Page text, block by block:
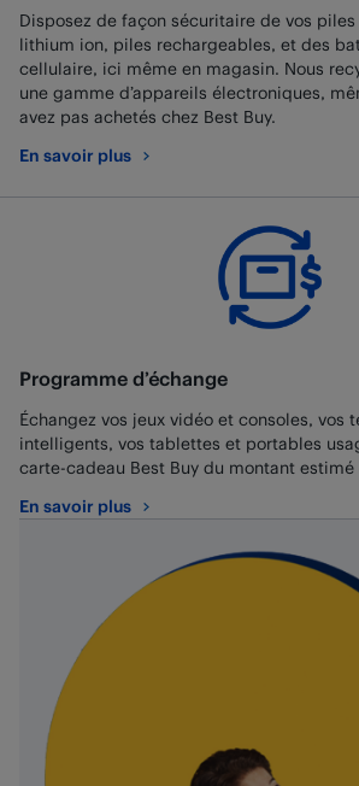
Disposez de façon sécuritaire de vos
lithium ion, piles rechargeables, et des
cellulaire, ici même en magasin. Nous
une gamme d’appareils électroniques,
avez pas achetés chez Best Buy.
En savoir plus
au sujet de Recyclage des piles et des
Programme d’échange
Échangez vos jeux vidéo et consoles, vos
intelligents, vos tablettes et portables
carte-cadeau Best Buy du montant estimé
En savoir plus
au sujet de Programme d’échange